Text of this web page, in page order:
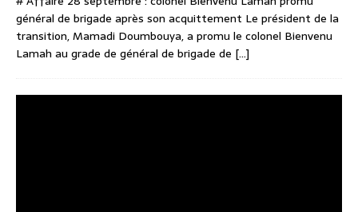
général de brigade après son acquittement Le président de la
transition, Mamadi Doumbouya, a promu le colonel Bienvenu
Lamah au grade de général de brigade de [...]